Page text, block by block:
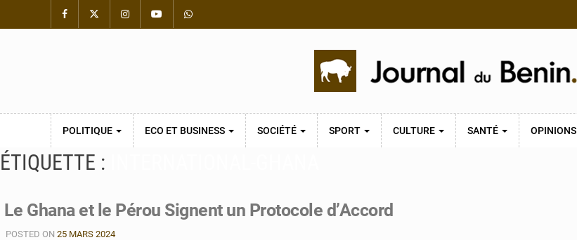
POLITIQUE ECO ET BUSINESS SOCIÉTÉ SPORT CULTURE SANTÉ OPINIONS
ÉTIQUETTE :
Le Ghana et le Pérou Signent un Protocole d’Accord
POSTED ON 25 MARS 2024